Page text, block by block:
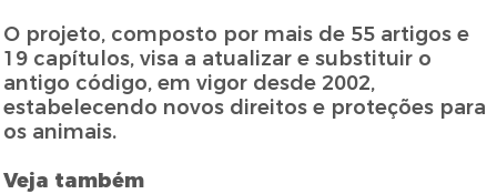
O projeto, composto por mais de 55 artigos e
19 capítulos, visa a atualizar e substituir o
antigo código, em vigor desde 2002,
estabelecendo novos direitos e proteções para
os animais.
Veja também